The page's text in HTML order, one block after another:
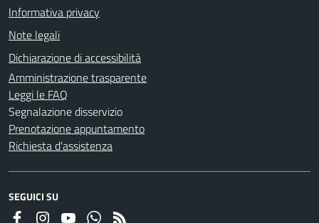
Informativa privacy
Note legali
Dichiarazione di accessibilità
Amministrazione trasparente
Leggi le FAQ
Segnalazione disservizio
Prenotazione appuntamento
Richiesta d'assistenza
SEGUICI SU